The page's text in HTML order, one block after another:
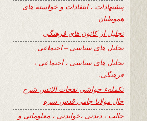
پیشنهادات ، انتقادات و خواسته های
هموطنان
تجلیل از کانون های فرهنگی
تحلیل های سیاسی – اجتماعی
تحلیل های سیاسی ، اجتماعی ،
فرهنگی.
تکملهء حواشی نفحات الانس شرح
حال مولانا جامی قدس سره
جالب ، دیدنی ،خواندنی ، معلوماتی و